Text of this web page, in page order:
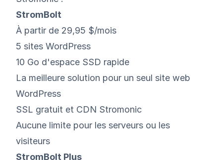
StromBolt
À partir de 29,95 $/mois
5 sites WordPress
10 Go d'espace SSD rapide
La meilleure solution pour un seul site web
WordPress
SSL gratuit et CDN Stromonic
Aucune limite pour les serveurs ou les
visiteurs
StromBolt Plus